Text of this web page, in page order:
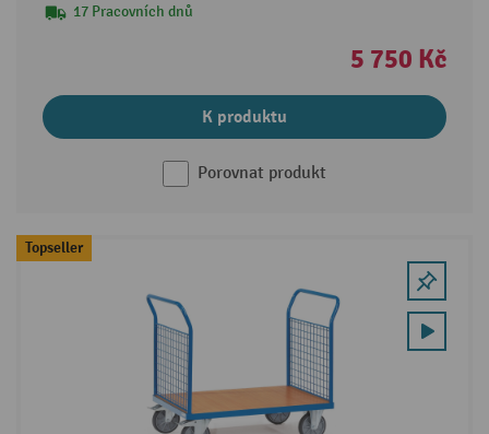
17 Pracovních dnů
5 750 Kč
K produktu
Porovnat produkt
Topseller